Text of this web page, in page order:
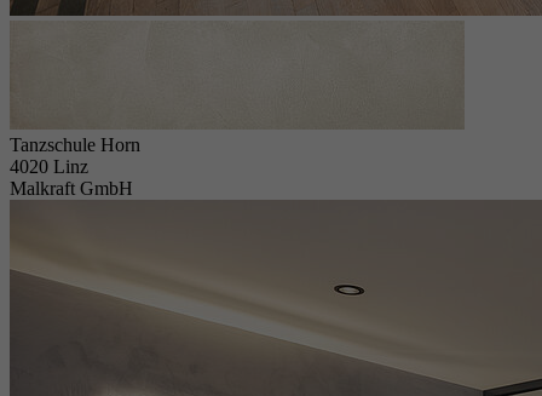
Tanzschule Horn
4020 Linz
Malkraft GmbH